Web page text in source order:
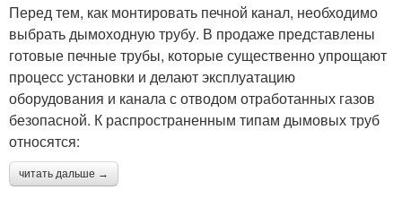
Перед тем, как монтировать печной канал, необходимо
выбрать дымоходную трубу. В продаже представлены
готовые печные трубы, которые существенно упрощают
процесс установки и делают эксплуатацию
оборудования и канала с отводом отработанных газов
безопасной. К распространенным типам дымовых труб
относятся:
читать дальше →